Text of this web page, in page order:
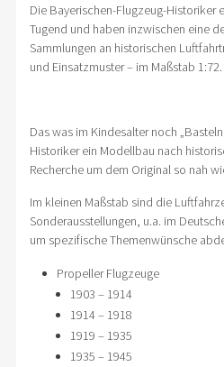
Die Bayerischen-Flugzeug-Historiker
Tugend und haben inzwischen eine
Sammlungen an historischen
und Einsatzmuster – im Maßstab 1:72.
Das was im Kindesalter noch
Historiker ein Modellbau nach
Recherche um dem Original so nah
Im kleinen Maßstab sind die
Sonderausstellungen, u.a. im
um spezifische Themenwünsche
Propeller Flugzeuge
1903 – 1914
1914 – 1918
1919 – 1935
1935 – 1945